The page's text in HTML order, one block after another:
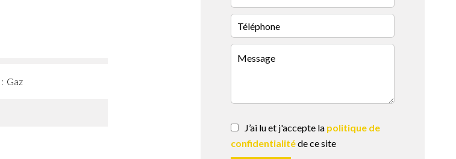
Gaz
J’ai lu et j'accepte la politique de
confidentialitéde ce site